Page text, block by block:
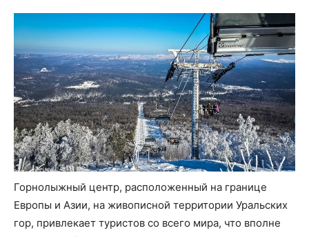
Горнолыжный центр, расположенный на границе
Европы и Азии, на живописной территории Уральских
гор, привлекает туристов со всего мира, что вполне